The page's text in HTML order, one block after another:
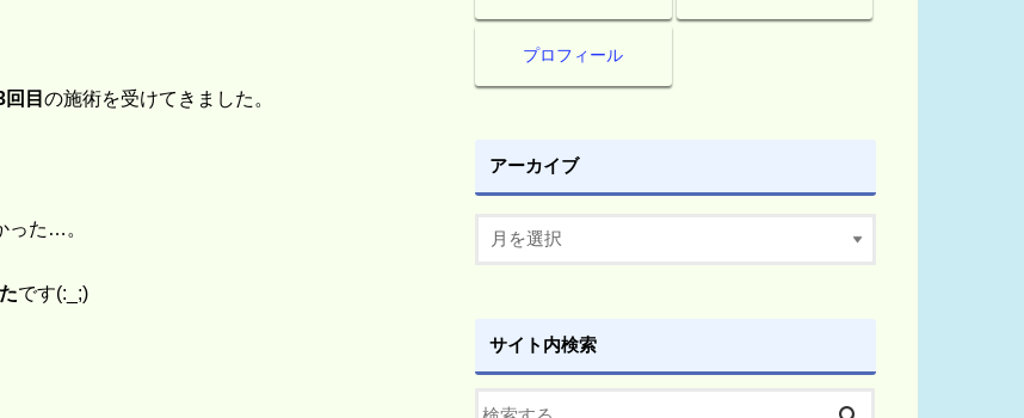
回目の施術を受けてきました。
った…。
です(:_;)
プロフィール
アーカイブ
サイト内検索